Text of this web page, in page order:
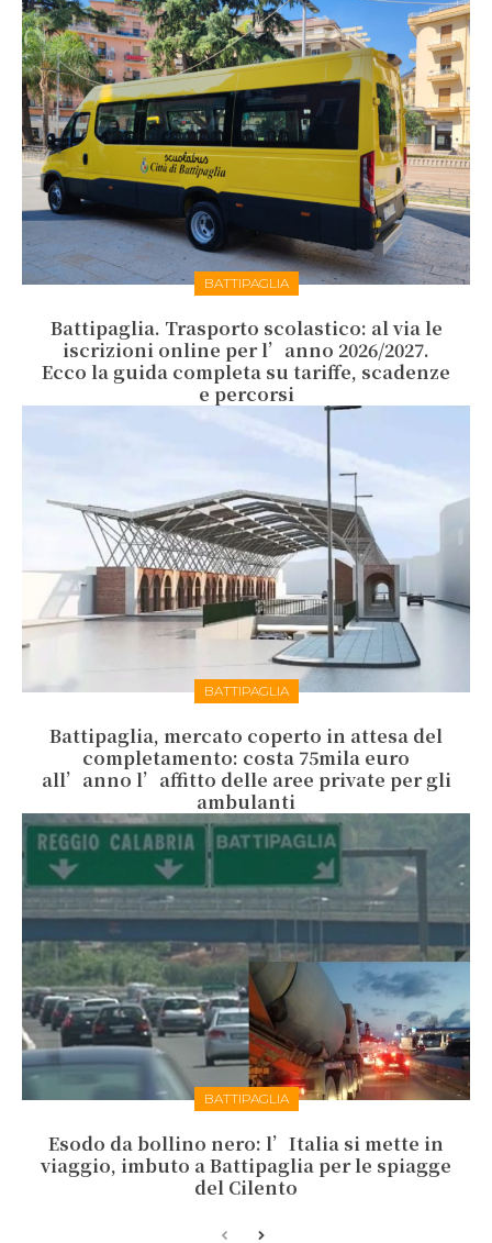
BATTIPAGLIA
Battipaglia. Trasporto scolastico: al via le
iscrizioni online per l’anno 2026/2027.
Ecco la guida completa su tariffe, scadenze
e percorsi
BATTIPAGLIA
Battipaglia, mercato coperto in attesa del
completamento: costa 75mila euro
all’anno l’affitto delle aree private per gli
ambulanti
BATTIPAGLIA
Esodo da bollino nero: l’Italia si mette in
viaggio, imbuto a Battipaglia per le spiagge
del Cilento